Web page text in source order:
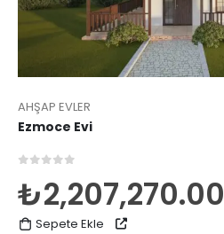
AHŞAP EVLER
Ezmoce Evi
₺2,207,270.00
Sepete Ekle